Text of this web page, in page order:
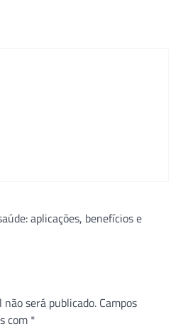
aplicações, benefícios e
será publicado. Campos
com *